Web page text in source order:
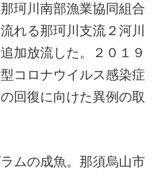
珂川南部漁業協同組合
れる那珂川支流２河川
加放流した。２０１９
コロナウイルス感染症
回復に向けた異例の取
ムの成魚。那須烏山市